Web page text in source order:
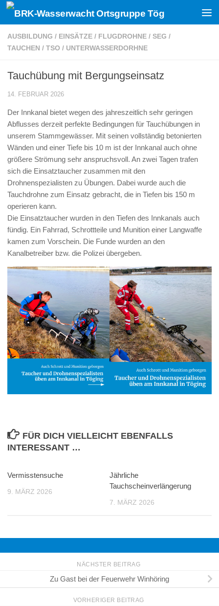
Zum Inhalt springen
AUSBILDUNG / EINSÄTZE / FLUGDROHNE / SEG /
TAUCHEN / TSO / UNTERWASSERDORHNE
Tauchübung mit Bergungseinsatz
14. FEBRUAR 2026
Der Innkanal bietet wegen des jahreszeitlich sehr geringen
Abflusses derzeit perfekte Bedingungen für Tauchübungen in
unserem Stammgewässer. Mit seinen vollständig betonierten
Wänden und einer Tiefe bis 10 m ist der Innkanal auch ohne
größere Strömung sehr anspruchsvoll. An zwei Tagen trafen
sich die Einsatztaucher zusammen mit den
Drohnenspezialisten zu Übungen. Dabei wurde auch die
Tauchdrohne zum Einsatz gebracht, die in Tiefen bis 150 m
operieren kann.
Die Einsatztaucher wurden in den Tiefen des Innkanals auch
fündig. Ein Fahrrad, Schrottteile und Munition einer Langwaffe
kamen zum Vorschein. Die Funde wurden an den
Kanalbetreiber bzw. die Polizei übergeben.
FÜR DICH VIELLEICHT EBENFALLS
INTERESSANT …
Vermisstensuche
9. MÄRZ 2026
Jährliche
Tauchscheinverlängerung
7. MÄRZ 2026
NÄCHSTER BEITRAG
Zu Gast bei der Feuerwehr Winhöring
VORHERIGER BEITRAG